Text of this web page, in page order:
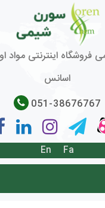
اینترنتی مواد
اسانس
051-38676767
Fa
En